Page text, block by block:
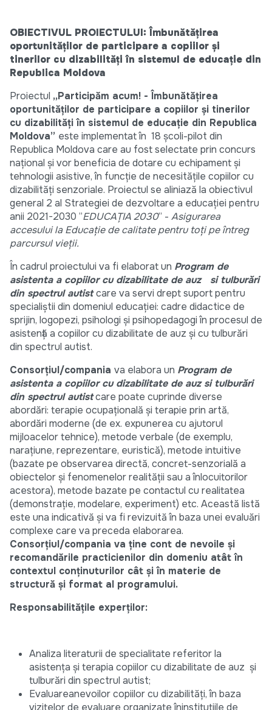
OBIECTIVUL PROIECTULUI: Îmbunătățirea
oportunităților de participare a copiilor și
tinerilor cu dizabilități în sistemul de educație din
Republica Moldova
Proiectul „Participăm acum! - Îmbunătățirea
oportunităților de participare a copiilor și tinerilor
cu dizabilități în sistemul de educație din Republica
Moldova” este implementat în 18 școli-pilot din
Republica Moldova care au fost selectate prin concurs
național și vor beneficia de dotare cu echipament și
tehnologii asistive, în funcție de necesitățile copiilor cu
dizabilități senzoriale. Proiectul se aliniază la obiectivul
general 2 al Strategiei de dezvoltare a educației pentru
anii 2021-2030 ”EDUCAŢIA 2030” - Asigurarea
accesului la Educație de calitate pentru toți pe întreg
parcursul vieții.
În cadrul proiectului va fi elaborat un Program de
asistenta a copiilor cu dizabilitate de auz si tulburări
din spectrul autist care va servi drept suport pentru
specialiștii din domeniul educației: cadre didactice de
sprijin, logopezi, psihologi și psihopedagogi în procesul de
asistență a copiilor cu dizabilitate de auz și cu tulburări
din spectrul autist.
Consorțiul/compania va elabora un Program de
asistenta a copiilor cu dizabilitate de auz si tulburări
din spectrul autistcare poate cuprinde diverse
abordări: terapie ocupațională și terapie prin artă,
abordări moderne (de ex. expunerea cu ajutorul
mijloacelor tehnice), metode verbale (de exemplu,
narațiune, reprezentare, euristică), metode intuitive
(bazate pe observarea directă, concret-senzorială a
obiectelor și fenomenelor realității sau a înlocuitorilor
acestora), metode bazate pe contactul cu realitatea
(demonstrație, modelare, experiment) etc. Această listă
este una indicativă și va fi revizuită în baza unei evaluări
complexe care va preceda elaborarea.
Consorțiul/compania va ține cont de nevoile și
recomandările practicienilor din domeniu atât în
contextul conținuturilor cât și în materie de
structură și format al programului.
Responsabilitățile experților:
Analiza literaturii de specialitate referitor la
asistența și terapia copiilor cu dizabilitate de auz și
tulburări din spectrul autist;
Evaluareanevoilor copiilor cu dizabilități, în baza
vizitelor de evaluare organizate îninstituțiile de